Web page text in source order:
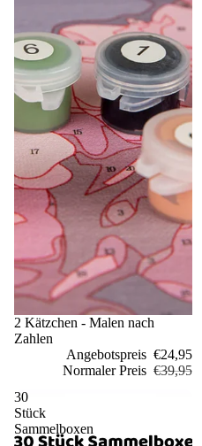
Sale
2 Kätzchen - Malen nach
Zahlen
Angebotspreis €24,95
Normaler Preis €39,95
30
Stück
Sammelboxen